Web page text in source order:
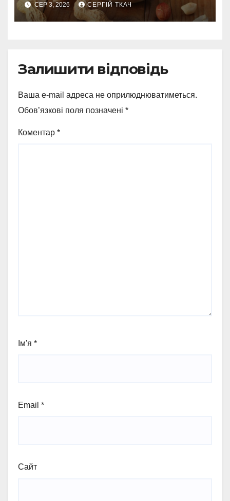
СЕР 3, 2026 СЕРГІЙ ТКАЧ
Залишити відповідь
Ваша e-mail адреса не оприлюднюватиметься.
Обов’язкові поля позначені *
Коментар *
Ім'я *
Email *
Сайт